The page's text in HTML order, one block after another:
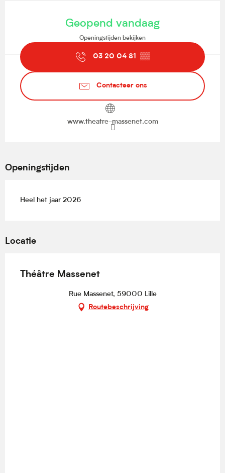
Geopend vandaag
Openingstijden bekijken
03 20 04 81 ▒▒
Contacteer ons
www.theatre-massenet.com
Openingstijden
Heel het jaar 2026
Locatie
Théâtre Massenet
Rue Massenet, 59000 Lille
Routebeschrijving